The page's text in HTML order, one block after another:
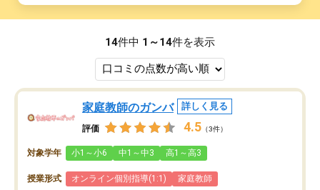
14件中 1～14件を表示
家庭教師のガンバ 詳しく見る
評価 4.5 （3件）
対象学年 小1～小6 中1～中3 高1～高3
授業形式 オンライン個別指導(1:1) 家庭教師